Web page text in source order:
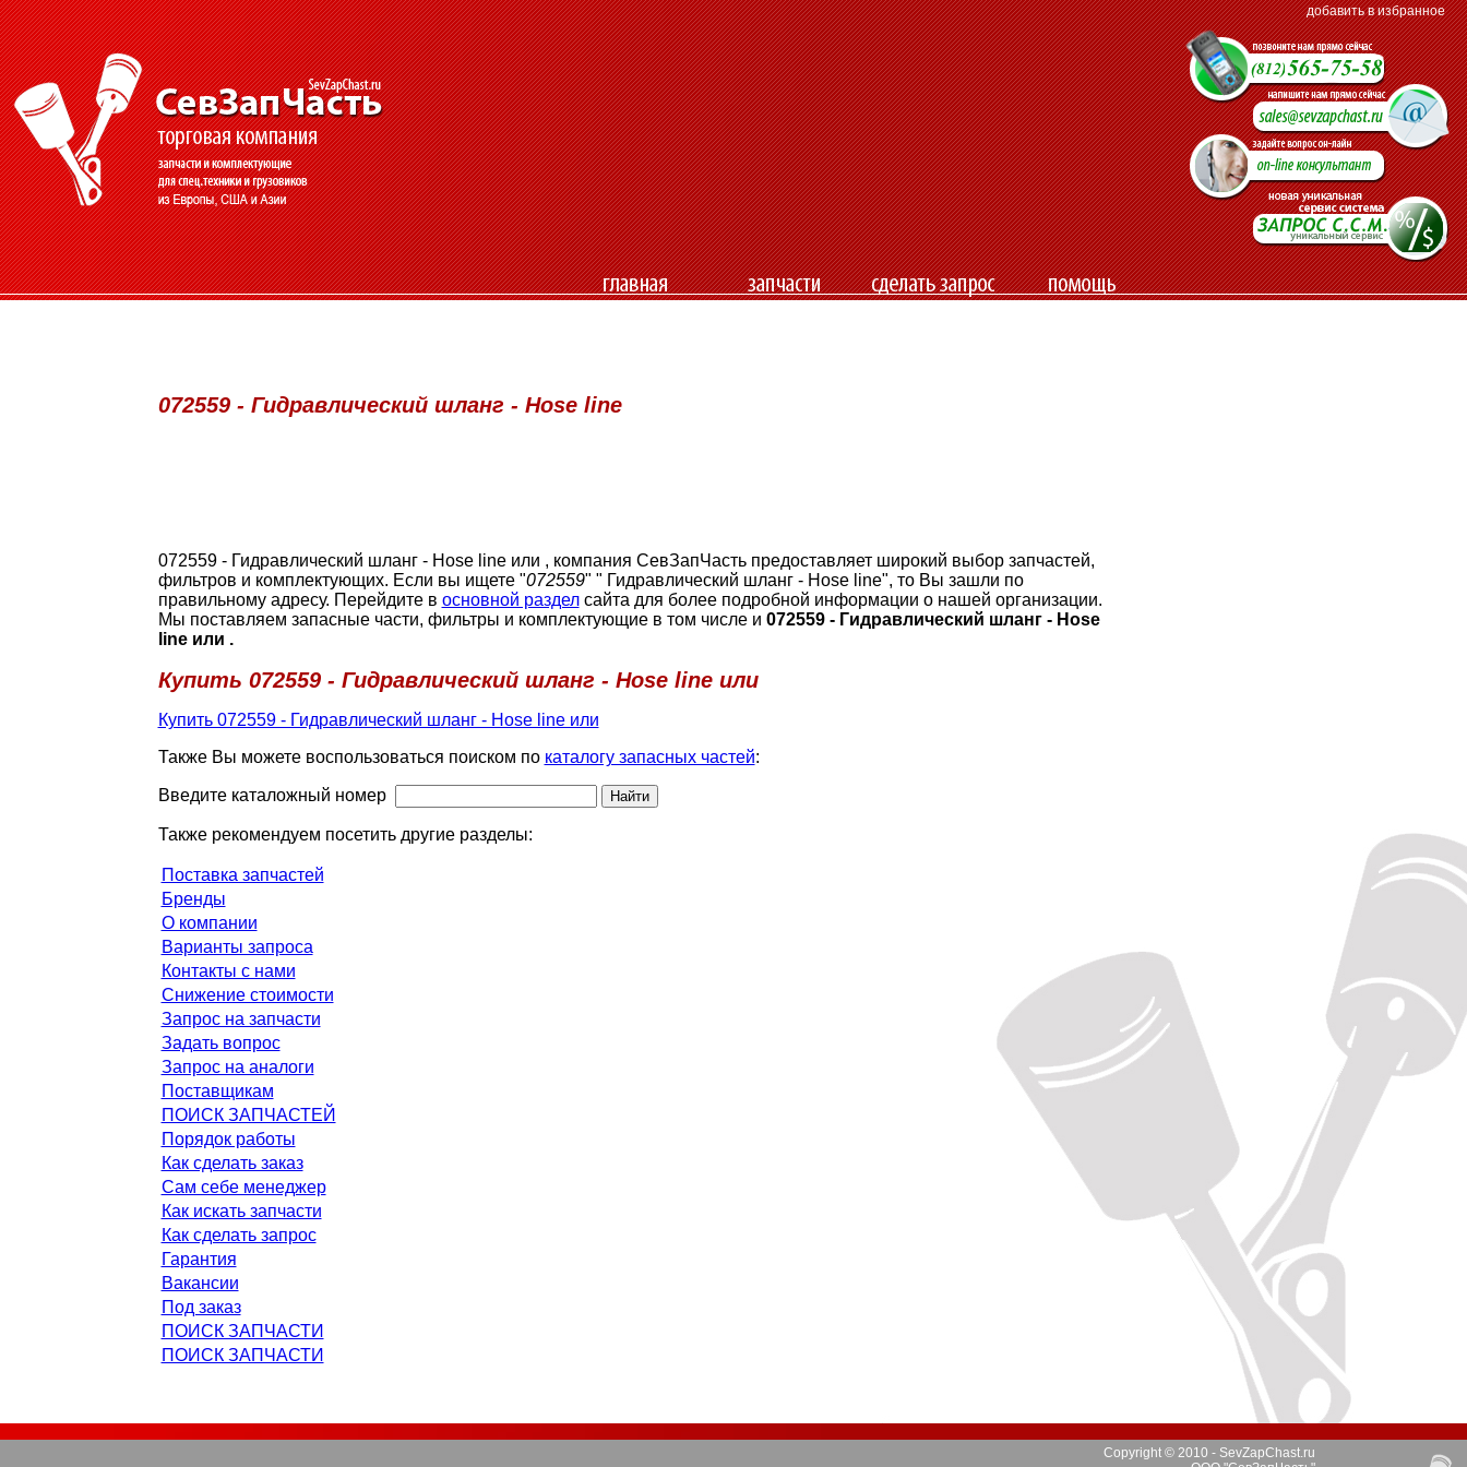
добавить в избранное
072559 - Гидравлический шланг - Hose line
072559 - Гидравлический шланг - Hose line или , компания СевЗапЧасть предоставляет широкий выбор запчастей,
фильтров и комплектующих. Если вы ищете "072559" " Гидравлический шланг - Hose line", то Вы зашли по
правильному адресу. Перейдите в основной разделсайта для более подробной информации о нашей организации.
Мы поставляем запасные части, фильтры и комплектующие в том числе и 072559 - Гидравлический шланг - Hose
line или .
Купить 072559 - Гидравлический шланг - Hose line или
Купить 072559 - Гидравлический шланг - Hose line или
Также Вы можете воспользоваться поиском по каталогу запасных частей:
Введите каталожный номер
Также рекомендуем посетить другие разделы:
Поставка запчастей
Бренды
О компании
Варианты запроса
Контакты с нами
Снижение стоимости
Запрос на запчасти
Задать вопрос
Запрос на аналоги
Поставщикам
ПОИСК ЗАПЧАСТЕЙ
Порядок работы
Как сделать заказ
Сам себе менеджер
Как искать запчасти
Как сделать запрос
Гарантия
Вакансии
Под заказ
ПОИСК ЗАПЧАСТИ
ПОИСК ЗАПЧАСТИ
Copyright © 2010 - SevZapChast.ru